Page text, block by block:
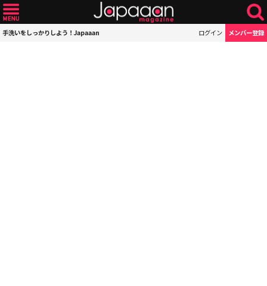
手洗いをしっかりしよう！Japaaan ログイン メンバー登録